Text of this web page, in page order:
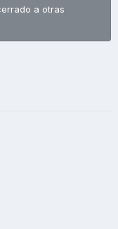
a otras